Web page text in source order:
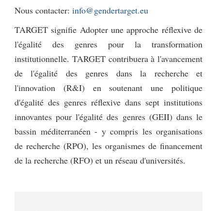
Nous contacter: info@gendertarget.eu
TARGET signifie Adopter une approche réflexive de
l'égalité des genres pour la transformation
institutionnelle. TARGET contribuera à l'avancement
de l'égalité des genres dans la recherche et
l'innovation (R&I) en soutenant une politique
d'égalité des genres réflexive dans sept institutions
innovantes pour l'égalité des genres (GEII) dans le
bassin méditerranéen - y compris les organisations
de recherche (RPO), les organismes de financement
de la recherche (RFO) et un réseau d'universités.